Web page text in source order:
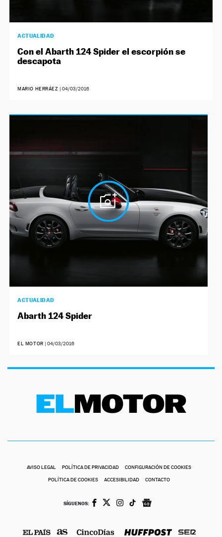
ACTUALIDAD
Con el Abarth 124 Spider el escorpión se
descapota
MARIO HERRÁEZ | 04/03/2016
ACTUALIDAD
Abarth 124 Spider
EL MOTOR | 04/03/2016
AVISO LEGAL POLÍTICA DE PRIVACIDAD CONFIGURACIÓN DE COOKIES
POLÍTICA DE COOKIES ACCESIBILIDAD CONTACTO
SÍGUENOS: